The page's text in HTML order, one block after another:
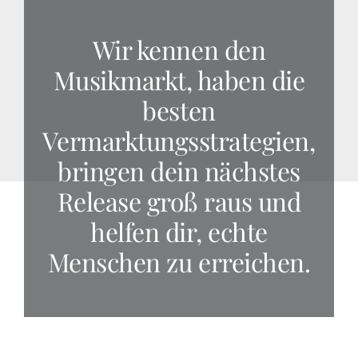
Wir kennen den
Musikmarkt, haben die
besten
Vermarktungsstrategien,
bringen dein nächstes
Release groß raus und
helfen dir, echte
Menschen zu erreichen.